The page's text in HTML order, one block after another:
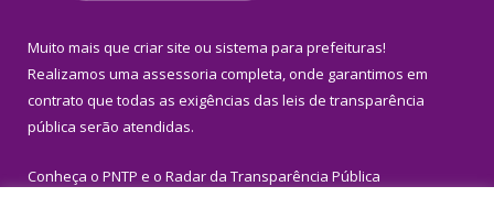
Muito mais que criar site ou sistema para prefeituras!
Realizamos uma assessoria completa, onde garantimos em
contrato que todas as exigências das leis de transparência
pública serão atendidas.
Conheça o PNTP e o Radar da Transparência Pública